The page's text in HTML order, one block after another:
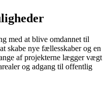
med at blive omdannet til
skabe nye fællesskaber og en
af projekterne lægger vægt
og adgang til offentlig